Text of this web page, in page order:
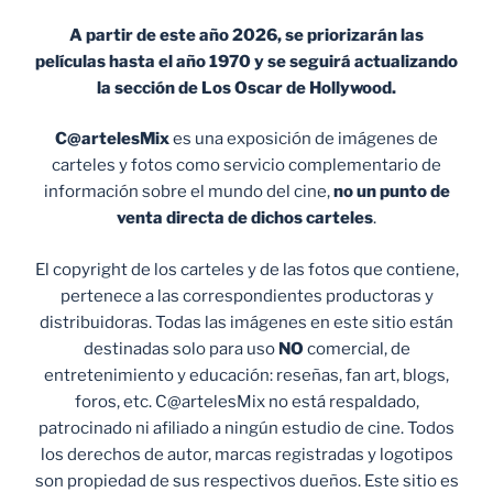
A partir de este año 2026, se priorizarán las
películas hasta el año 1970 y se seguirá actualizando
la sección de Los Oscar de Hollywood.
C@artelesMixes una exposición de imágenes de
carteles y fotos como servicio complementario de
información sobre el mundo del cine,no un punto de
venta directa de dichos carteles.
El copyright de los carteles y de las fotos que contiene,
pertenece a las correspondientes productoras y
distribuidoras. Todas las imágenes en este sitio están
destinadas solo para uso NO comercial, de
entretenimiento y educación: reseñas, fan art, blogs,
foros, etc. C@artelesMix no está respaldado,
patrocinado ni afiliado a ningún estudio de cine. Todos
los derechos de autor, marcas registradas y logotipos
son propiedad de sus respectivos dueños. Este sitio es